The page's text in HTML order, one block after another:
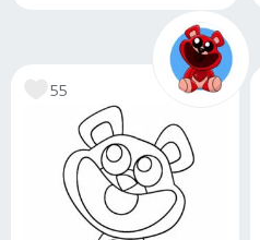
55